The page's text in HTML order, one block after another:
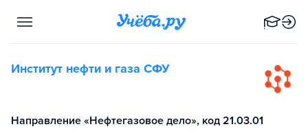
Институт нефти и газа СФУ
Направление «Нефтегазовое дело», код 21.03.01